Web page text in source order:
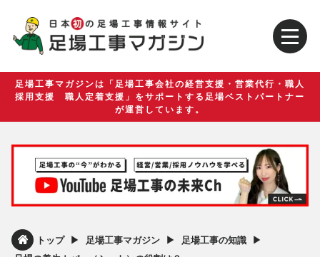
足場工事マガジンは「足場工事会社の経営支援・営業代行・職人
採用支援 職人定着支援」をサポートする足場ベストパートナー
が運営しています。
トップ ▶︎ 足場工事マガジン ▶︎ 足場工事の知識 ▶︎